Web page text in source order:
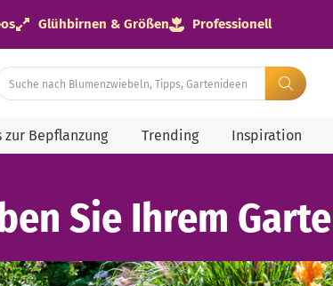
Glühbirnen & Größen Professionell
zur Bepflanzung Trending Inspiration
Sie Ihrem